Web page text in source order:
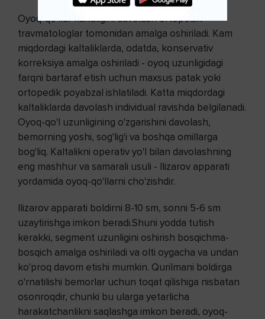
Oyoq-qo'llar kaltaligini davolash ortopedik
travmatologlar tomonidan amalga oshiriladi. Kam
miqdordagi kaltaliklarda, odatda, konservativ
korreksiya amalga oshiriladi - oyoq uzunligidagi
farqni bartaraf etish uchun maxsus patak yoki
ortopedik poyabzal ishlatiladi. Katta miqdordagi
kaltaliklarda davolash individual ravishda belgilanadi.
Oyoq-qo'l uzunligining o'zgarishini davolash,
bemorning yoshi, sog'lig'i va boshqa omillarga
bog'liq. Kaltalikni operativ yo'l bilan davolashning
eng mashhur va samarali usuli - Ilizarov apparati
yordamida oyoq-qo'llarni cho'zishdir.
Ilizarov apparati boldirni 8-10 sm, sonni 5-6 sm
uzaytirishga imkon beradi.Shuni yodda tutish
kerakki, segment uzunligini oshirish bosqichma-
bosqich amalga oshiriladi va olti oygacha va undan
ko'proq davom etishi mumkin. Qurilmani boldirga
o'rnatilishi bemorlar uchun toqat qilishiga nisbatan
osonroqdir, chunki bu ularga yetarlicha
harakatchanlikni saqlashga imkon beradi, oyoq-